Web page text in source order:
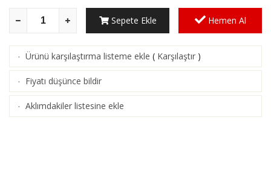
Sepete Ekle Hemen Al
· Ürünü karşılaştırma listeme ekle ( Karşılaştır )
· Fiyatı düşünce bildir
· Aklımdakiler listesine ekle